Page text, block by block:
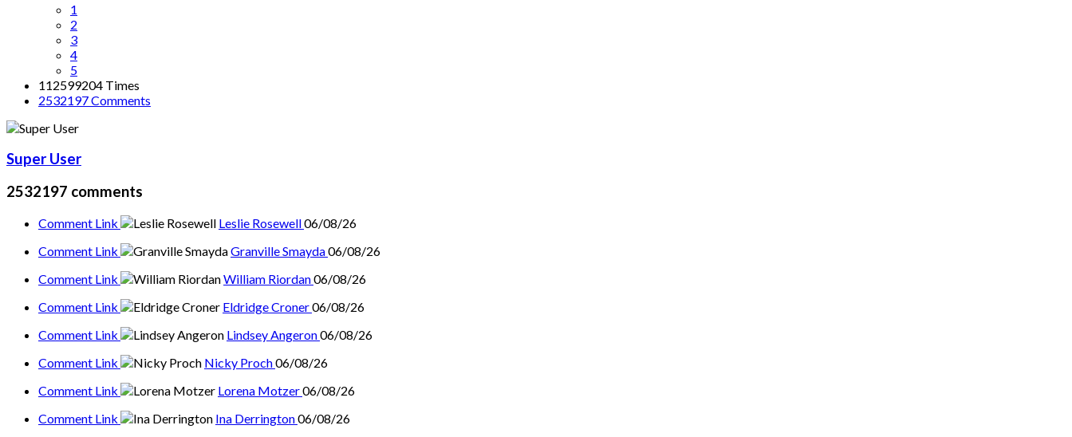
1
2
3
4
5
112599204 Times
2532197Comments
Super User
2532197 comments
Comment Link Leslie Rosewell06/08/26
Comment Link
Granville Smayda06/08/26
Comment Link
William Riordan06/08/26
Comment Link
Eldridge Croner06/08/26
Comment Link
Lindsey Angeron06/08/26
Comment Link
Nicky Proch06/08/26
Comment Link
Lorena Motzer06/08/26
Comment Link
Ina Derrington06/08/26